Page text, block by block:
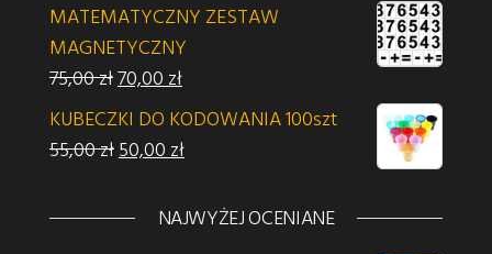
MATEMATYCZNY ZESTAW
MAGNETYCZNY
75,00złPierwotna cena wynosiła: 75,00 zł.
70,00 złAktualna cena wynosi: 70,00 zł.
KUBECZKI DO KODOWANIA 100szt
55,00złPierwotna cena wynosiła: 55,00 zł.
50,00 złAktualna cena wynosi: 50,00 zł.
NAJWYŻEJ OCENIANE